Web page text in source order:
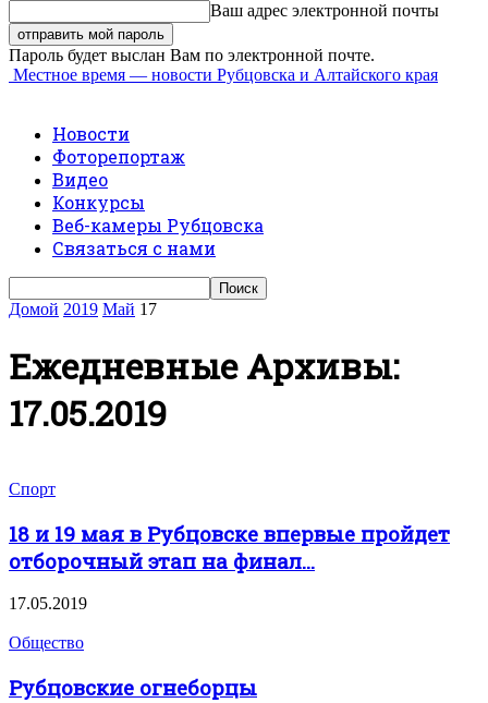
Ваш адрес электронной почты
Пароль будет выслан Вам по электронной почте.
Местное время — новости Рубцовска и Алтайского края
Новости
Фоторепортаж
Видео
Конкурсы
Веб-камеры Рубцовска
Связаться с нами
Домой 2019 Май 17
Ежедневные Архивы:
17.05.2019
Спорт
18 и 19 мая в Рубцовске впервые пройдет
отборочный этап на финал...
17.05.2019
Общество
Рубцовские огнеборцы